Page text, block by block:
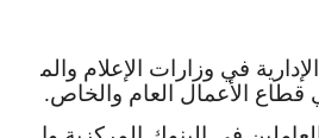
الإدارية في وزارات الإعلام
قطاع الأعمال العام والخاص.